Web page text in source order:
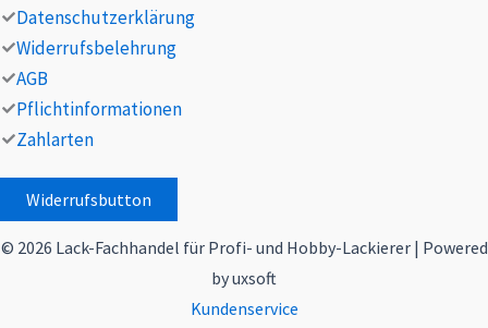
Datenschutzerklärung
Widerrufsbelehrung
AGB
Pflichtinformationen
Zahlarten
Widerrufsbutton
© 2026 Lack-Fachhandel für Profi- und Hobby-Lackierer | Powered
by uxsoft
Kundenservice